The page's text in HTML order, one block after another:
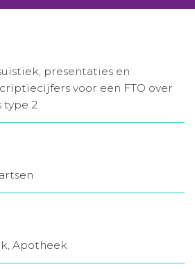
Inloggen
presentaties en
voor een FTO over
type 2
Apotheek